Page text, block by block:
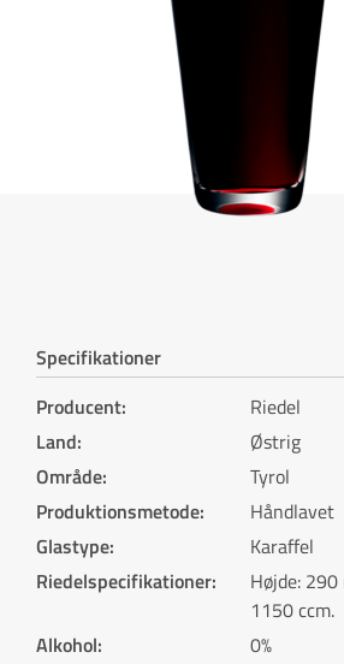
Specifikationer
Producent:
Riedel
Land:
Østrig
Område:
Tyrol
Produktionsmetode:
Håndlavet
Glastype:
Karaffel
Riedelspecifikationer:
Højde:
1150 ccm.
Alkohol:
0%